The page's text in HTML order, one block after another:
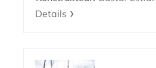
Details